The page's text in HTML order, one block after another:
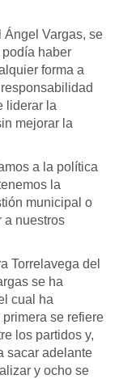
Ángel Vargas, se
haber
forma a
liderar la
mejorar la
a la política
la
municipal o
a nuestros
Torrelavega del
se ha
cual ha
se refiere
los partidos y,
sacar adelante
y ocho se